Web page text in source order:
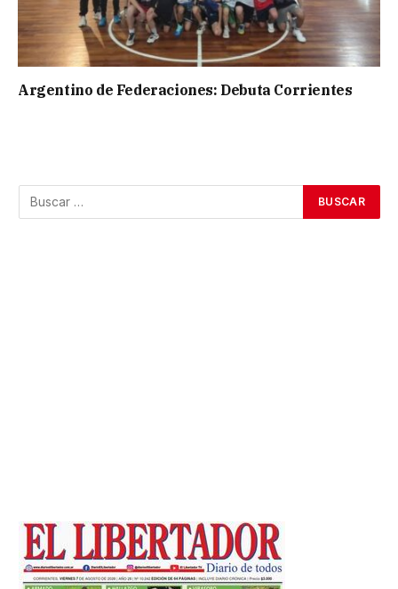
Argentino de Federaciones: Debuta Corrientes